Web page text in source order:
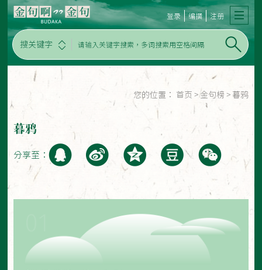
搜关键字
登录 编撰 注册
您的位置： 首页 > 金句榜 > 暮鸦
暮鸦
分享至：